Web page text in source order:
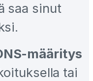
saa sinut
määritys
tai